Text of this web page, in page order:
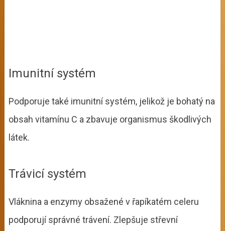
Imunitní systém
Podporuje také imunitní systém, jelikož je bohatý na
obsah vitamínu C a zbavuje organismus škodlivých
látek.
Trávicí systém
Vláknina a enzymy obsažené v řapíkatém celeru
podporují správné trávení. Zlepšuje střevní